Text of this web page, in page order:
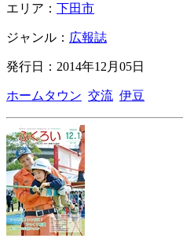
エリア： 下田市
ジャンル： 広報誌
発行日：2014年12月05日
ホームタウン 交流 伊豆